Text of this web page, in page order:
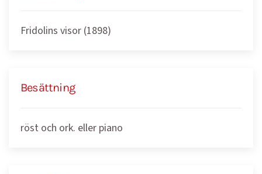
Fridolins visor (1898)
Besättning
röst och ork. eller piano